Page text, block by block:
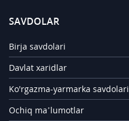
SAVDOLAR
Birja savdolari
Davlat xaridlar
Ko'rgazma-yarmarka savdolari
Ochiq ma’lumotlar